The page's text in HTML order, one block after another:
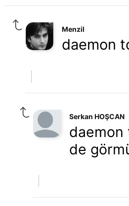
Menzil
daemon
Serkan HOŞCAN
daemon
de